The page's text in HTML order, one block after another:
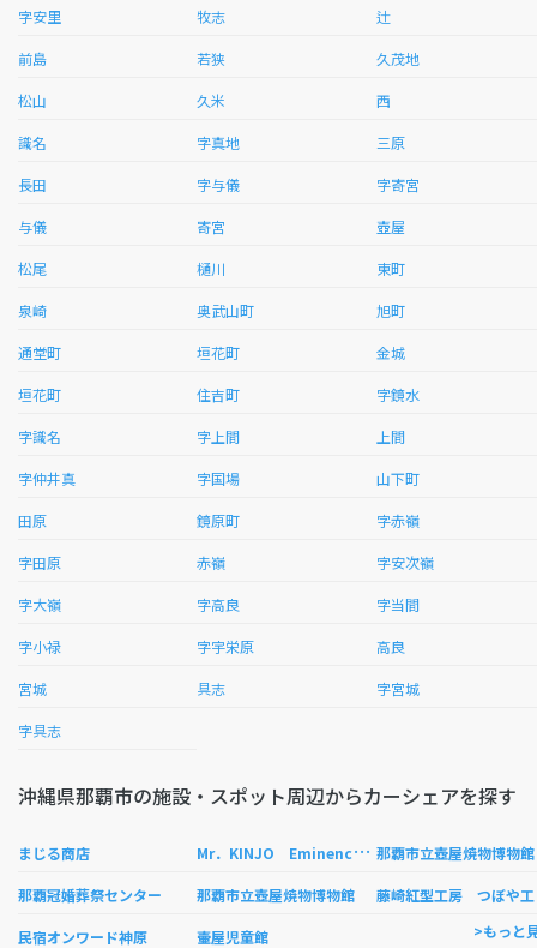
字安里 牧志 辻
前島 若狭 久茂地
松山 久米 西
識名 字真地 三原
長田 字与儀 字寄宮
与儀 寄宮 壺屋
松尾 樋川 東町
泉崎 奥武山町 旭町
通堂町 垣花町 金城
垣花町 住吉町 字鏡水
字識名 字上間 上間
字仲井真 字国場 山下町
田原 鏡原町 字赤嶺
字田原 赤嶺 字安次嶺
字大嶺 字高良 字当間
字小禄 字宇栄原 高良
宮城 具志 字宮城
字具志
沖縄県那覇市の施設・スポット周辺からカーシェアを探す
まじる商店 M
r．KINJO Eminence inn Makishi 那覇市立壺屋焼物博物館
那覇冠婚葬祭センター 那覇市立壺屋焼物博物館 崎
民宿オンワード神原 壷屋児童館 >もっと